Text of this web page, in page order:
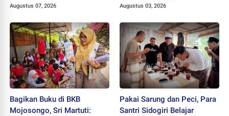
Augustus 07, 2026
"Mlampah Ziarah"
Augustus 03, 2026
Bagikan Buku di BKB
Mojosongo, Sri Martuti:
Pakai Sarung dan Peci, Para
Santri Sidogiri Belajar